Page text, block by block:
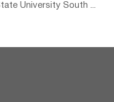
University South ...